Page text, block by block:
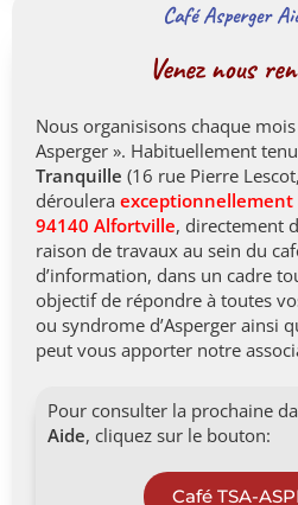
Café Asperger
Venez nous
Nous organisisons chaque mois
Asperger ». Habituellement
Tranquille (16 rue Pierre
déroulera exceptionnellement
94140 Alfortville, directement
raison de travaux au sein du
d’information, dans un cadre
objectif de répondre à toutes
ou syndrome d’Asperger ainsi
peut vous apporter notre
Pour consulter la prochaine
Aide, cliquez sur le bouton:
Café TSA-